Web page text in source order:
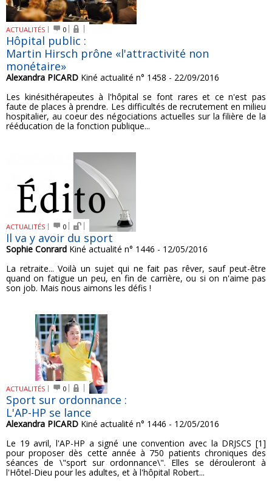
ACTUALITÉS 0
Hôpital public :
Martin Hirsch prône «l'attractivité non
monétaire»
Alexandra PICARD Kiné actualité n° 1458 - 22/09/2016
Les kinésithérapeutes à l'hôpital se font rares et ce n'est pas
faute de places à prendre. Les difficultés de recrutement en milieu
hospitalier, au coeur des négociations actuelles sur la filière de la
rééducation de la fonction publique...
ACTUALITÉS 0
Il va y avoir du sport
Sophie Conrard Kiné actualité n° 1446 - 12/05/2016
La retraite... Voilà un sujet qui ne fait pas rêver, sauf peut-être
quand on fatigue un peu, en fin de carrière, ou si on n'aime pas
son job. Mais nous aimons les défis !
ACTUALITÉS 0
Sport sur ordonnance :
L'AP-HP se lance
Alexandra PICARD Kiné actualité n° 1446 - 12/05/2016
Le 19 avril, l'AP-HP a signé une convention avec la DRJSCS [1]
pour proposer dès cette année à 750 patients chroniques des
séances de \"sport sur ordonnance\". Elles se dérouleront à
l'Hôtel-Dieu pour les adultes, et à l'hôpital Robert...